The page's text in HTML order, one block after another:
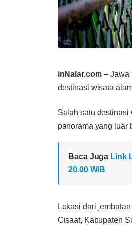
inNalar.com – Jawa
destinasi wisata
Salah satu destinasi
panorama yang luar
Baca Juga Link
20.00 WIB
Lokasi dari
Cisaat, Kabupaten